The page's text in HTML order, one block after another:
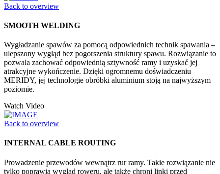
Back to overview
SMOOTH WELDING
Wygładzanie spawów za pomocą odpowiednich technik spawania –
ulepszony wygląd bez pogorszenia struktury spawu. Rozwiązanie to
pozwala zachować odpowiednią sztywność ramy i uzyskać jej
atrakcyjne wykończenie. Dzięki ogromnemu doświadczeniu
MERIDY, jej technologie obróbki aluminium stoją na najwyższym
poziomie.
Watch Video
Back to overview
INTERNAL CABLE ROUTING
Prowadzenie przewodów wewnątrz rur ramy. Takie rozwiązanie nie
tylko poprawia wygląd roweru, ale także chroni linki przed